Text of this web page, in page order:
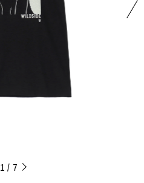
1 7